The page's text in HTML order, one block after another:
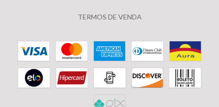
TERMOS DE VENDA